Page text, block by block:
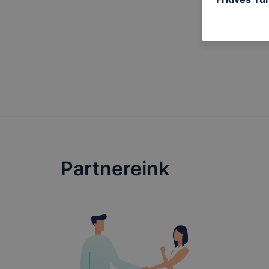
Partnereink
kat a
hogyan
részeit